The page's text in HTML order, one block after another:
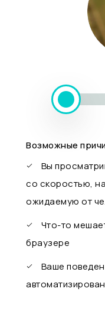
Возможные
Вы
со скоростью,
ожидаемую от
Что-то
браузере
Ваше